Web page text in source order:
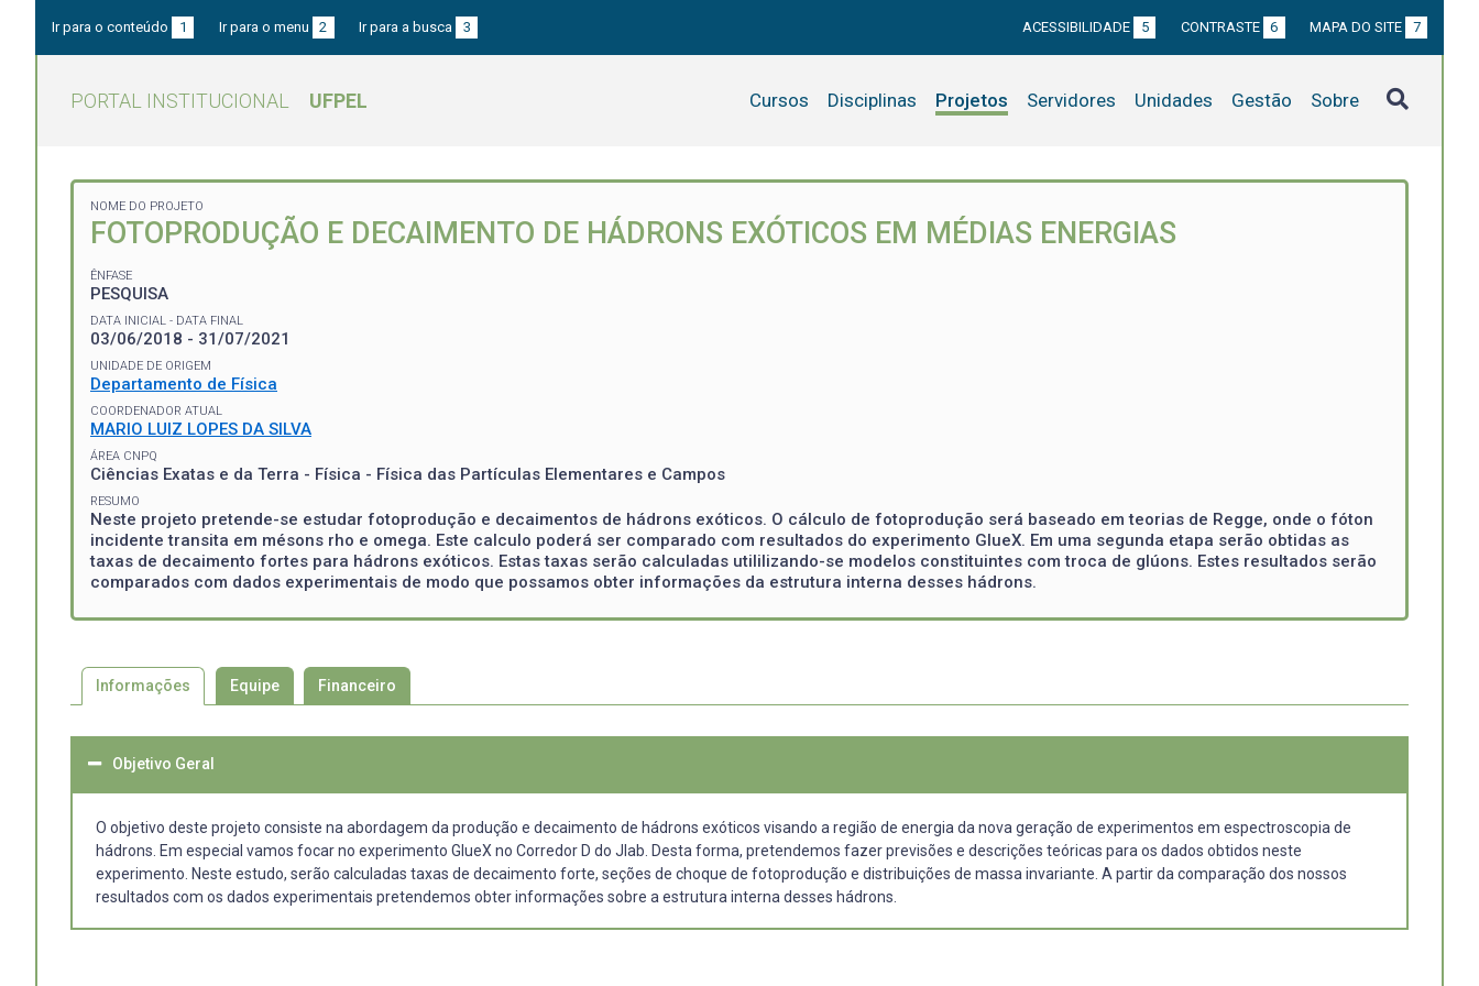
Ir para o conteúdo 1 Ir para o menu 2 Ir para a busca 3 ACESSIBILIDADE 5 CONTRASTE 6 MAPA DO SITE 7
PORTAL INSTITUCIONAL UFPEL Cursos Disciplinas Projetos Servidores Unidades Gestão Sobre
NOME DO PROJETO
FOTOPRODUÇÃO E DECAIMENTO DE HÁDRONS EXÓTICOS EM MÉDIAS ENERGIAS
ÊNFASE
PESQUISA
DATA INICIAL - DATA FINAL
03/06/2018 - 31/07/2021
UNIDADE DE ORIGEM
Departamento de Física
COORDENADOR ATUAL
MARIO LUIZ LOPES DA SILVA
ÁREA CNPQ
Ciências Exatas e da Terra - Física - Física das Partículas Elementares e Campos
RESUMO
Neste projeto pretende-se estudar fotoprodução e decaimentos de hádrons exóticos. O cálculo de fotoprodução será baseado em teorias de Regge, onde o fóton
incidente transita em mésons rho e omega. Este calculo poderá ser comparado com resultados do experimento GlueX. Em uma segunda etapa serão obtidas as
taxas de decaimento fortes para hádrons exóticos. Estas taxas serão calculadas utililizando-se modelos constituintes com troca de glúons. Estes resultados serão
comparados com dados experimentais de modo que possamos obter informações da estrutura interna desses hádrons.
Informações Equipe Financeiro
Objetivo Geral
O objetivo deste projeto consiste na abordagem da produção e decaimento de hádrons exóticos visando a região de energia da nova geração de experimentos em espectroscopia de
hádrons. Em especial vamos focar no experimento GlueX no Corredor D do Jlab. Desta forma, pretendemos fazer previsões e descrições teóricas para os dados obtidos neste
experimento. Neste estudo, serão calculadas taxas de decaimento forte, seções de choque de fotoprodução e distribuições de massa invariante. A partir da comparação dos nossos
resultados com os dados experimentais pretendemos obter informações sobre a estrutura interna desses hádrons.